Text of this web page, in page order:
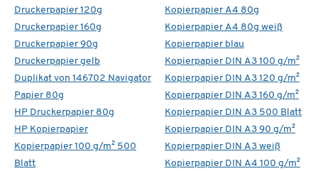
Druckerpapier 120g
Druckerpapier 160g
Druckerpapier 90g
Druckerpapier gelb
Duplikat von 146702 Navigator
Papier 80g
HP Druckerpapier 80g
HP Kopierpapier
Kopierpapier 100 g/m² 500
Blatt
Kopierpapier A4 80g
Kopierpapier A4 80g weiß
Kopierpapier blau
Kopierpapier DIN A3 100 g/m²
Kopierpapier DIN A3 120 g/m²
Kopierpapier DIN A3 160 g/m²
Kopierpapier DIN A3 500 Blatt
Kopierpapier DIN A3 90 g/m²
Kopierpapier DIN A3 weiß
Kopierpapier DIN A4 100 g/m²